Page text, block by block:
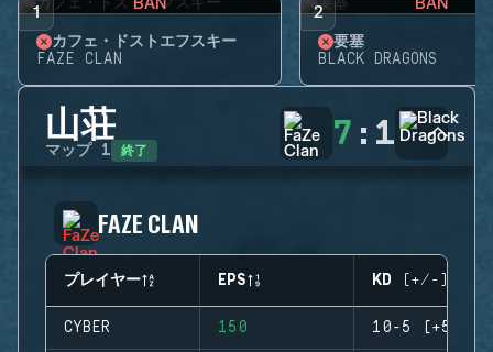
1 BAN
カフェ・ドストエフスキー
FAZE CLAN
2 BAN
要塞
BLACK DRAGONS
山荘
マップ 1 終了 7 : 1
FAZE CLAN
プレイヤー EPS KD (+/-)
CYBER 150 10-5 (+5)